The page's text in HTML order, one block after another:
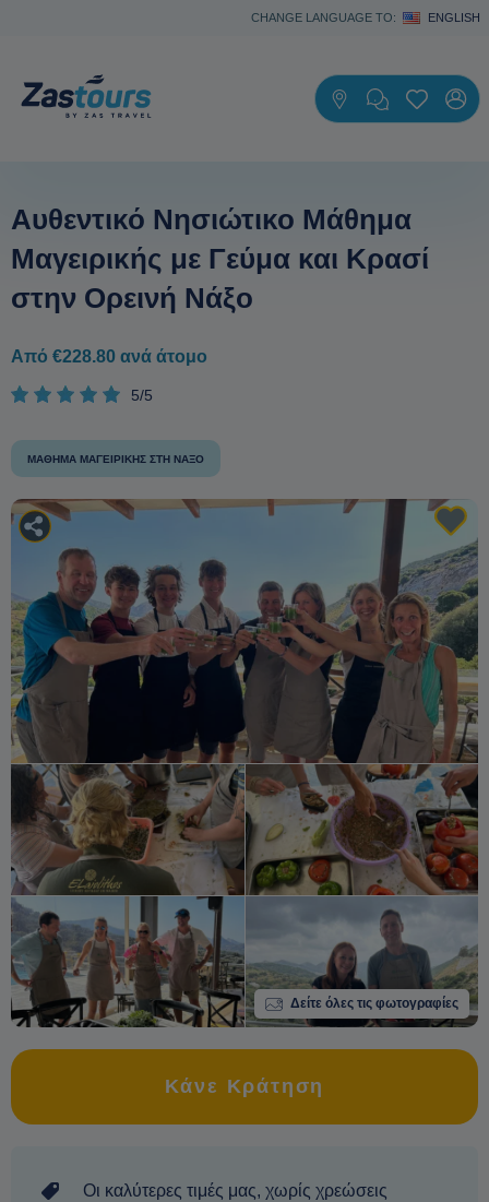
CHANGE LANGUAGE TO: ENGLISH
Αυθεντικό Νησιώτικο Μάθημα
Μαγειρικής με Γεύμα και Κρασί
στην Ορεινή Νάξο
Από €228.80 ανά άτομο
5/5
ΜΆΘΗΜΑ ΜΑΓΕΙΡΙΚΉΣ ΣΤΗ ΝΆΞΟ
Δείτε όλες τις φωτογραφίες
Κάνε Κράτηση
Οι καλύτερες τιμές μας, χωρίς χρεώσεις